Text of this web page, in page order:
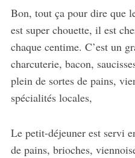
Bon, tout ça pour dire que
est super chouette, il est
chaque centime. C’est un
charcuterie, bacon,
plein de sortes de pains,
spécialités locales,
Le petit-déjeuner est servi
de pains, brioches,